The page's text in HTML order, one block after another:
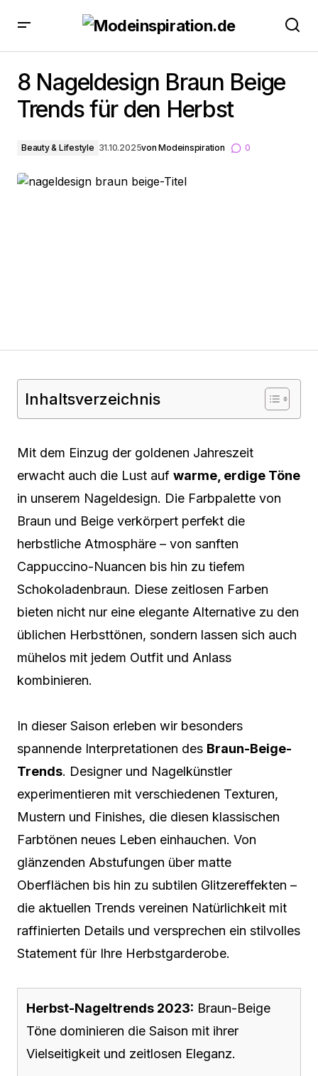
8 Nageldesign Braun Beige
Trends für den Herbst
Beauty & Lifestyle 31.10.2025von Modeinspiration 0
Inhaltsverzeichnis
Mit dem Einzug der goldenen Jahreszeit
erwacht auch die Lust auf warme, erdige Töne
in unserem Nageldesign. Die Farbpalette von
Braun und Beige verkörpert perfekt die
herbstliche Atmosphäre – von sanften
Cappuccino-Nuancen bis hin zu tiefem
Schokoladenbraun. Diese zeitlosen Farben
bieten nicht nur eine elegante Alternative zu den
üblichen Herbsttönen, sondern lassen sich auch
mühelos mit jedem Outfit und Anlass
kombinieren.
In dieser Saison erleben wir besonders
spannende Interpretationen des Braun-Beige-
Trends. Designer und Nagelkünstler
experimentieren mit verschiedenen Texturen,
Mustern und Finishes, die diesen klassischen
Farbtönen neues Leben einhauchen. Von
glänzenden Abstufungen über matte
Oberflächen bis hin zu subtilen Glitzereffekten –
die aktuellen Trends vereinen Natürlichkeit mit
raffinierten Details und versprechen ein stilvolles
Statement für Ihre Herbstgarderobe.
Herbst-Nageltrends 2023: Braun-Beige
Töne dominieren die Saison mit ihrer
Vielseitigkeit und zeitlosen Eleganz.